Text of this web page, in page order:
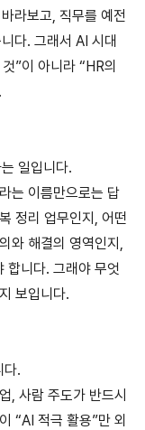
라보고, 직무를 예전
다. 그래서 AI 시대
”이 아니라 “HR의
일입니다.
는 이름만으로는 답
정리 업무인지, 어떤
와 해결의 영역인지,
합니다. 그래야 무엇
보입니다.
다.
, 사람 주도가 반드시
“AI 적극 활용”만 외